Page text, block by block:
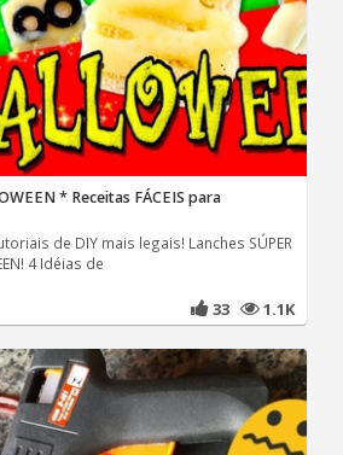
* Receitas FÁCEIS para
de DIY mais legais! Lanches SÚPER
4 Idéias de
33 1.1K